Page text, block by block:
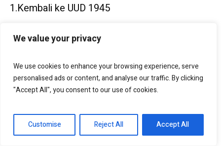
We value your privacy
We use cookies to enhance your browsing experience, serve
personalised ads or content, and analyse our traffic. By clicking
"Accept All", you consent to our use of cookies.
Customise Reject All Accept All
1.Kembali ke UUD 1945
2.Tidak berlakunya UUDS 1950
4.Pembentukan Kabinet Presidensiil dan
Demokrasi Terpimpin
Pernyataan yang benar adalah…
A) 1, 3, 4